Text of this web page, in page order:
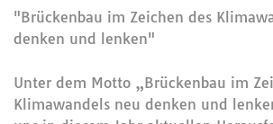
"Brückenbau im Zeichen des
denken und lenken"
Unter dem Motto „Brückenbau im
Klimawandels neu denken und